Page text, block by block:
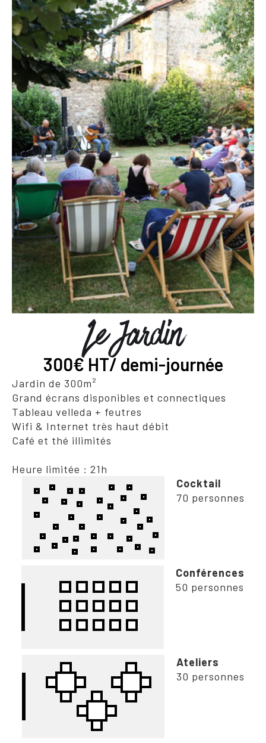
Le Jardin
300€ HT/ demi-journée
Jardin de 300m²
Grand écrans disponibles et connectiques
Tableau velleda + feutres
Wifi & Internet très haut débit
Café et thé illimités
Heure limitée : 21h
Cocktail
70 personnes
Conférences
50 personnes
Ateliers
30 personnes